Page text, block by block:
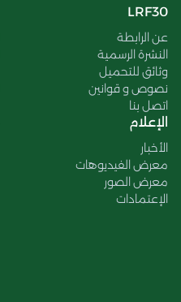
LRF30
عن الرابطة
النشرة الرسمية
وثائق للتحميل
نصوص و قوانين
اتصل بنا
الإعلام
الأخبار
معرض الفيديوهات
معرض الصور
الإعتمادات